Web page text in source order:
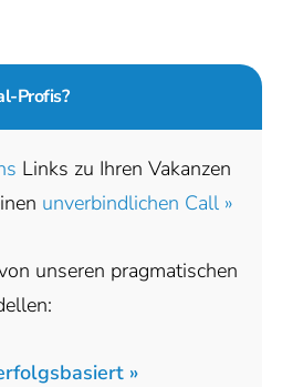
Profis?
Links zu Ihren Vakanzen
unverbindlichen Call »
unseren pragmatischen
»